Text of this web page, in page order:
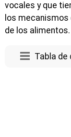
vocales y que
los mecanismos
de los alimentos.
Tabla de